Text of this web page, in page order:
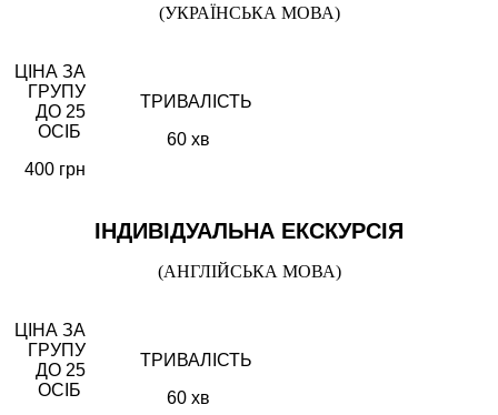
(УКРАЇНСЬКА МОВА)
ЦІНА ЗА
ГРУПУ
ДО 25
ОСІБ
400 грн
ТРИВАЛІСТЬ
60 хв
ІНДИВІДУАЛЬНА ЕКСКУРСІЯ
(АНГЛІЙСЬКА МОВА)
ЦІНА ЗА
ГРУПУ
ДО 25
ОСІБ
ТРИВАЛІСТЬ
60 хв